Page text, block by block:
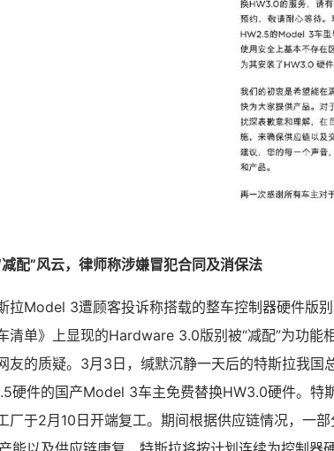
配”风云，律师称涉嫌冒犯合同及消保法
拉Model 3遭顾客投诉称搭载的整车控制器硬件版
清单》上显现的Hardware 3.0版别被“减配”为功能
友的质疑。3月3日，缄默沉静一天后的特斯拉我国
硬件的国产Model 3车主免费替换HW3.0硬件。特
厂于2月10日开端复工。期间根据供应链情况，一